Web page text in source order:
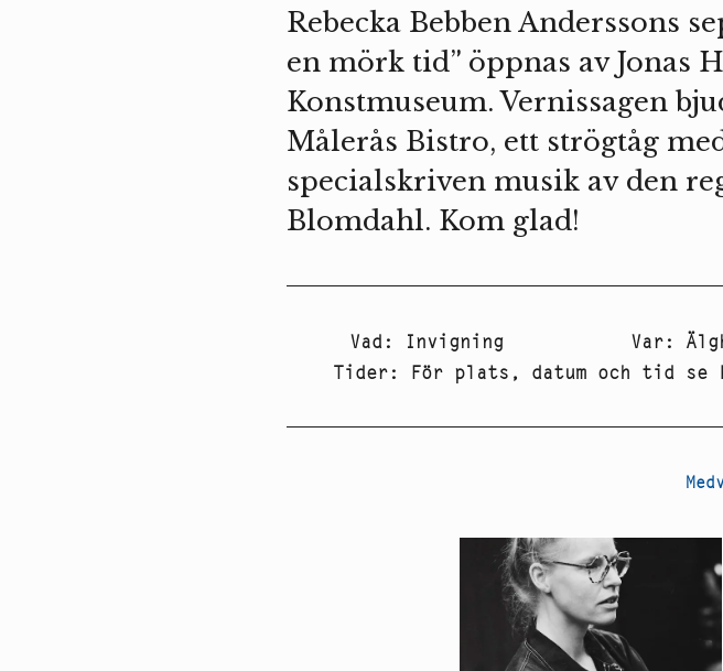
Rebecka Bebben Anderssons
en mörk tid” öppnas av Jonas
Konstmuseum. Vernissagen
Målerås Bistro, ett strögtåg
specialskriven musik av den
Blomdahl. Kom glad!
Vad : Invigning Var:
Tider: För plats, datum och tid se